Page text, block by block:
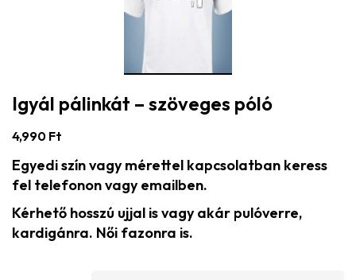
Igyál pálinkát – szöveges póló
4,990 Ft
Egyedi szín vagy mérettel kapcsolatban keress
fel telefonon vagy emailben.
Kérhető hosszú ujjal is vagy akár pulóverre,
kardigánra. Női fazonra is.